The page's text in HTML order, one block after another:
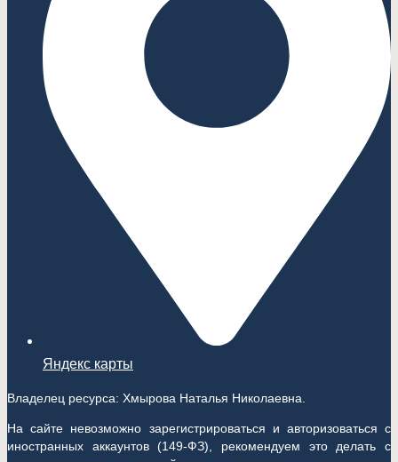
Яндекс карты
Владелец ресурса: Хмырова Наталья Николаевна.
На сайте невозможно зарегистрироваться и авторизоваться с
иностранных аккаунтов (149-ФЗ), рекомендуем это делать с